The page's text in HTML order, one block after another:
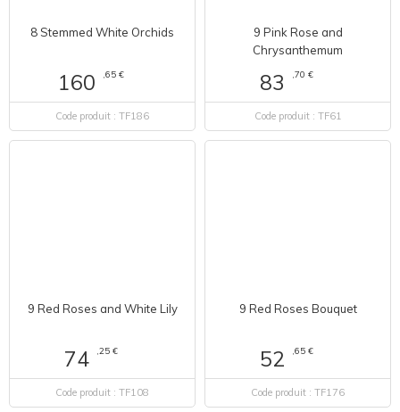
8 Stemmed White Orchids
160 ,65 €
Code produit : TF186
9 Pink Rose and
Chrysanthemum
83 ,70 €
Code produit : TF61
9 Red Roses and White Lily
74 ,25 €
Code produit : TF108
9 Red Roses Bouquet
52 ,65 €
Code produit : TF176